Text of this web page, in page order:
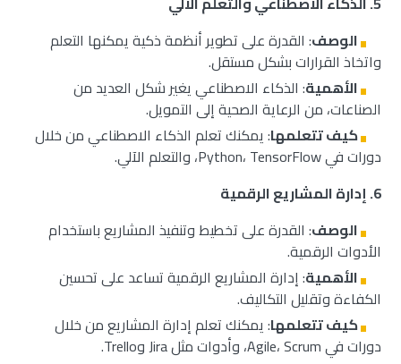
الوصف: القدرة على تطوير أنظمة ذكية يمكنها التعلم
واتخاذ القرارات بشكل مستقل.
الأهمية: الذكاء الاصطناعي يغير شكل العديد من
الصناعات، من الرعاية الصحية إلى التمويل.
كيف تتعلمها: يمكنك تعلم الذكاء الاصطناعي من خلال
دورات في Python، TensorFlow، والتعلم الآلي.
6. إدارة المشاريع الرقمية
الوصف: القدرة على تخطيط وتنفيذ المشاريع باستخدام
الأدوات الرقمية.
الأهمية: إدارة المشاريع الرقمية تساعد على تحسين
الكفاءة وتقليل التكاليف.
كيف تتعلمها: يمكنك تعلم إدارة المشاريع من خلال
دورات في Agile، Scrum، وأدوات مثل Jira وTrello.